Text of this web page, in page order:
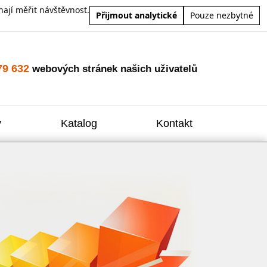
měřit návštěvnost.
Přijmout analytické Pouze nezbytné
632 webových stránek našich uživatelů
Katalog Kontakt